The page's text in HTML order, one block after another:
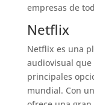
empresas de
Netflix
Netflix es una
audiovisual que
principales
mundial. Con